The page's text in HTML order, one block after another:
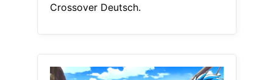
Crossover Deutsch.